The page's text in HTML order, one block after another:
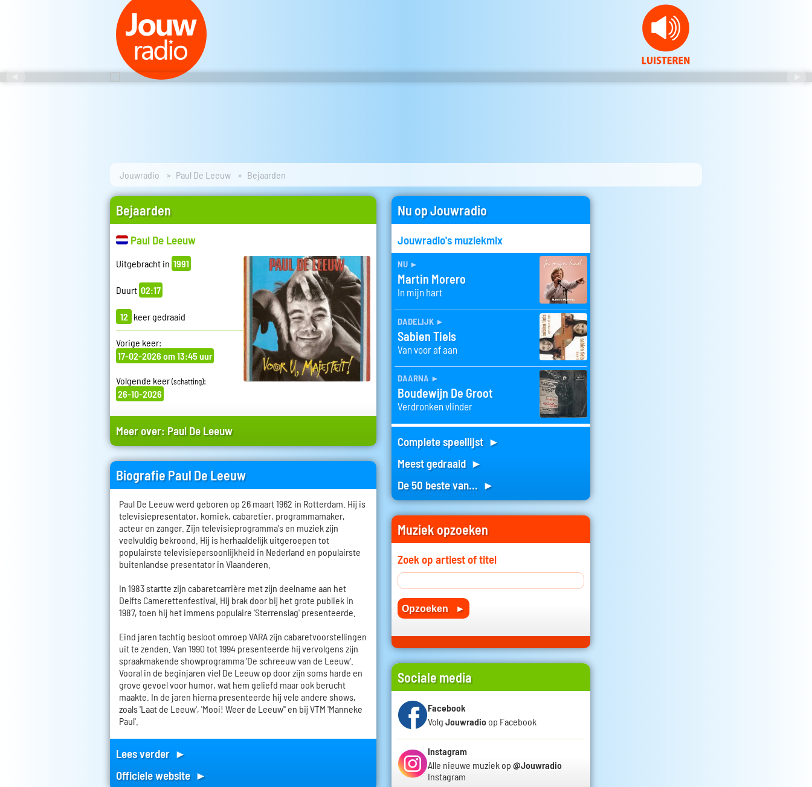
Jouwradio Paul De Leeuw Bejaarden
Bejaarden
Paul De Leeuw
Uitgebracht in 1991
Duurt 02:17
12 keer gedraaid
Vorige keer:
17-02-2026 om 13:45 uur
Volgende keer(schatting):
26-10-2026
Meer over: Paul De Leeuw
Biografie Paul De Leeuw
Paul De Leeuw werd geboren op 26 maart 1962 in Rotterdam. Hij is
televisiepresentator, komiek, cabaretier, programmamaker,
acteur en zanger. Zijn televisieprogramma's en muziek zijn
veelvuldig bekroond. Hij is herhaaldelijk uitgeroepen tot
populairste televisiepersoonlijkheid in Nederland en populairste
buitenlandse presentator in Vlaanderen.
In 1983 startte zijn cabaretcarrière met zijn deelname aan het
Delfts Camerettenfestival. Hij brak door bij het grote publiek in
1987, toen hij het immens populaire 'Sterrenslag' presenteerde.
Eind jaren tachtig besloot omroep VARA zijn cabaretvoorstellingen
uit te zenden. Van 1990 tot 1994 presenteerde hij vervolgens zijn
spraakmakende showprogramma 'De schreeuw van de Leeuw'.
Vooral in de beginjaren viel De Leeuw op door zijn soms harde en
grove gevoel voor humor, wat hem geliefd maar ook berucht
maakte. In de jaren hierna presenteerde hij vele andere shows,
zoals 'Laat de Leeuw', 'Mooi! Weer de Leeuw'' en bij VTM 'Manneke
Paul'.
Lees verder ►
Officiele website ►
Nu op Jouwradio
Jouwradio's muziekmix
nu ►
Martin Morero
In mijn hart
dadelijk ►
Sabien Tiels
Van voor af aan
daarna ►
Boudewijn De Groot
Verdronken vlinder
Complete speellijst ►
Meest gedraaid ►
De 50 beste van... ►
Muziek opzoeken
Zoek op artiest of titel
Sociale media
Facebook
Volg Jouwradio op Facebook
Instagram
Alle nieuwe muziek op @Jouwradio
Instagram